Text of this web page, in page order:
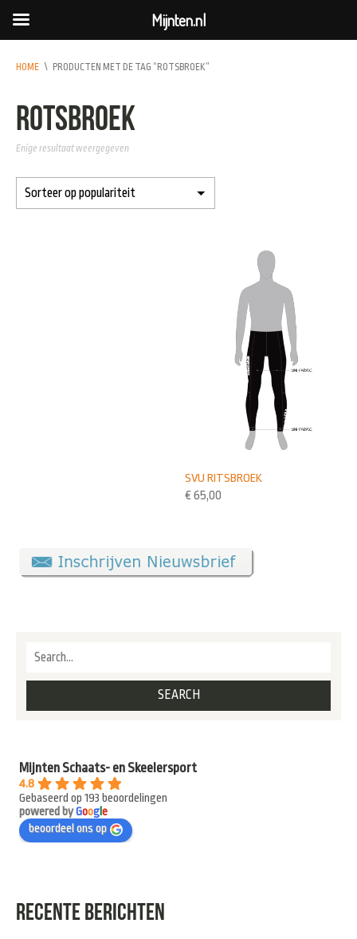
HOME \ PRODUCTEN MET DE TAG “ROTSBROEK”
rotsbroek
Enige resultaat weergegeven
SVU RITSBROEK
€ 65,00
Mijnten Schaats- en Skeelersport
4.8
Gebaseerd op 193 beoordelingen
powered byGoogle
beoordeel ons op
RECENTE BERICHTEN
Mijnten.nl